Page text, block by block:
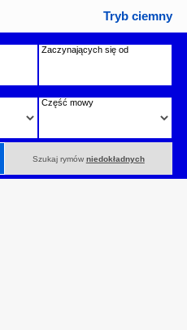
Tryb ciemny
Zaczynających się od
Część mowy
Szukaj rymów niedokładnych